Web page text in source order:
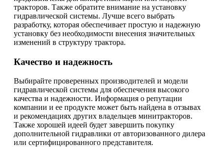
тракторов. Также обратите внимание на установку
гидравлической системы. Лучше всего выбрать
разработку, которая обеспечивает простую и надежную
установку без необходимости внесения значительных
изменений в структуру трактора.
Качество и надежность
Выбирайте проверенных производителей и модели
гидравлической системы для обеспечения высокого
качества и надежности. Информация о репутации
компании и ее продукте может быть найдена в отзывах
и рекомендациях других владельцев минитракторов.
Также хорошей идеей будет завершить покупку
дополнительной гидравлики от авторизованного дилера
или сертифицированного представителя.